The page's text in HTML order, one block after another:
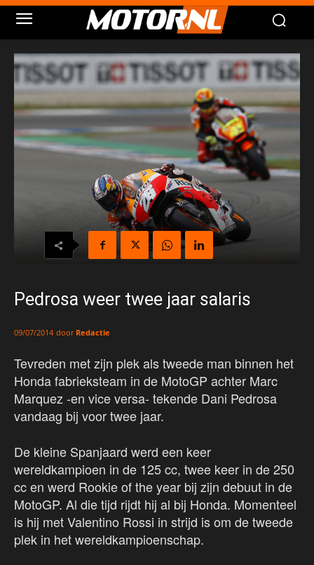
Pedrosa weer twee jaar salaris
09/07/2014 door Redactie
Tevreden met zijn plek als tweede man binnen het
Honda fabrieksteam in de MotoGP achter Marc
Marquez -en vice versa- tekende Dani Pedrosa
vandaag bij voor twee jaar.
De kleine Spanjaard werd een keer
wereldkampioen in de 125 cc, twee keer in de 250
cc en werd Rookie of the year bij zijn debuut in de
MotoGP. Al die tijd rijdt hij al bij Honda. Momenteel
is hij met Valentino Rossi in strijd is om de tweede
plek in het wereldkampioenschap.